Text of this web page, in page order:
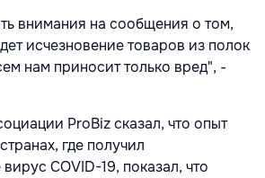
внимания на сообщения о том,
исчезновение товаров из полок
нам приносит только вред", -
ProBiz сказал, что опыт
где получил
COVID-19, показал, что